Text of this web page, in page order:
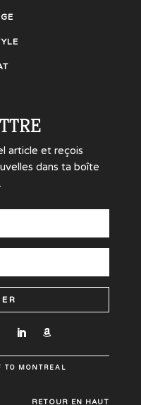
article et reçois
dans ta boîte
TO MONTREAL
RETOUR EN HAUT